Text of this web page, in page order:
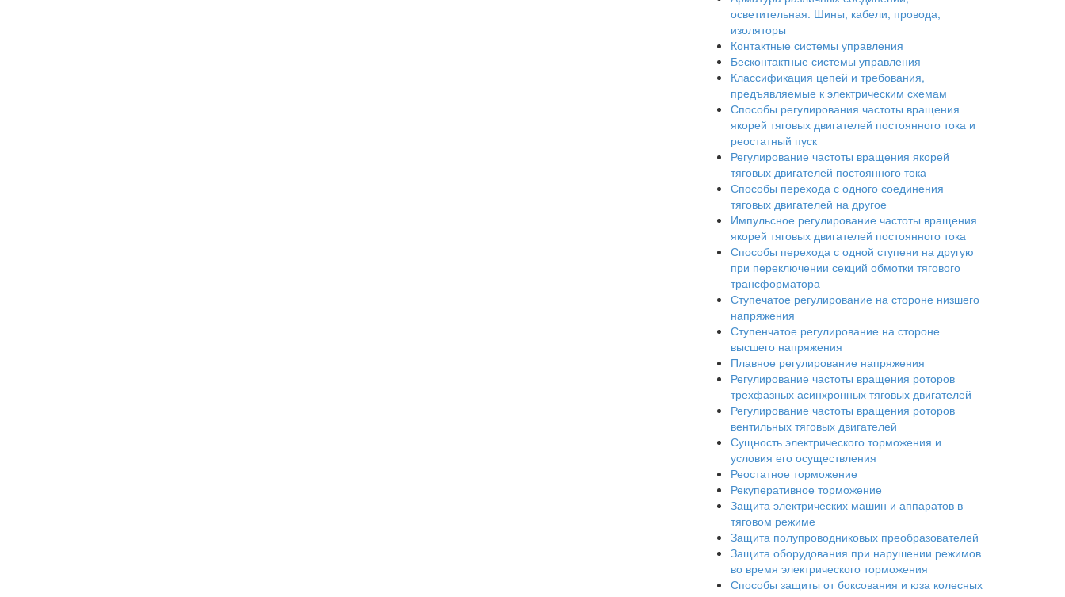
осветительная. Шины, кабели, провода,
изоляторы
Контактные системы управления
Бесконтактные системы управления
Классификация цепей и требования,
предъявляемые к электрическим схемам
Способы регулирования частоты вращения
якорей тяговых двигателей постоянного тока и
реостатный пуск
Регулирование частоты вращения якорей
тяговых двигателей постоянного тока
Способы перехода с одного соединения
тяговых двигателей на другое
Импульсное регулирование частоты вращения
якорей тяговых двигателей постоянного тока
Способы перехода с одной ступени на другую
при переключении секций обмотки тягового
трансформатора
Ступечатое регулирование на стороне низшего
напряжения
Ступенчатое регулирование на стороне
высшего напряжения
Плавное регулирование напряжения
Регулирование частоты вращения роторов
трехфазных асинхронных тяговых двигателей
Регулирование частоты вращения роторов
вентильных тяговых двигателей
Сущность электрического торможения и
условия его осуществления
Реостатное торможение
Рекуперативное торможение
Защита электрических машин и аппаратов в
тяговом режиме
Защита полупроводниковых преобразователей
Защита оборудования при нарушении режимов
во время электрического торможения
Способы защиты от боксования и юза колесных